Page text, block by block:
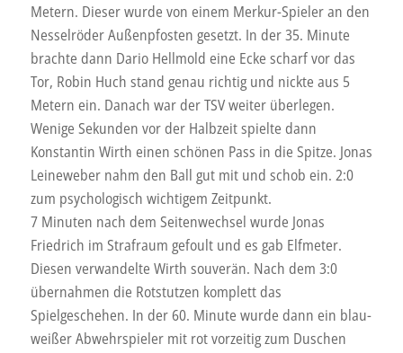
Metern. Dieser wurde von einem Merkur-Spieler an den
Nesselröder Außenpfosten gesetzt. In der 35. Minute
brachte dann Dario Hellmold eine Ecke scharf vor das
Tor, Robin Huch stand genau richtig und nickte aus 5
Metern ein. Danach war der TSV weiter überlegen.
Wenige Sekunden vor der Halbzeit spielte dann
Konstantin Wirth einen schönen Pass in die Spitze. Jonas
Leineweber nahm den Ball gut mit und schob ein. 2:0
zum psychologisch wichtigem Zeitpunkt.
7 Minuten nach dem Seitenwechsel wurde Jonas
Friedrich im Strafraum gefoult und es gab Elfmeter.
Diesen verwandelte Wirth souverän. Nach dem 3:0
übernahmen die Rotstutzen komplett das
Spielgeschehen. In der 60. Minute wurde dann ein blau-
weißer Abwehrspieler mit rot vorzeitig zum Duschen